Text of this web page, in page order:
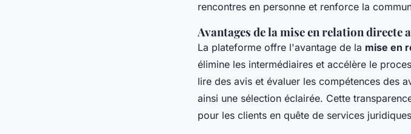
rencontres en personne et renforce la
Avantages de la mise en relation directe
La plateforme offre l'avantage de la mise en
élimine les intermédiaires et accélère le
lire des avis et évaluer les compétences des
ainsi une sélection éclairée. Cette
pour les clients en quête de services